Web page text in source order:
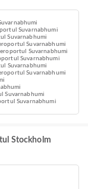
Suvarnabhumi
Suvarnabhumi
Suvarnabhumi
Suvarnabhumi
Suvarnabhumi
Suvarnabhumi
Suvarnabhumi
Suvarnabhumi
Suvarnabhumi
Stockholm